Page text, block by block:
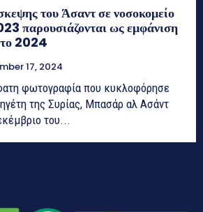
του Άσαντ σε νοσοκομείο
παρουσιάζονται ως εμφάνιση
2024
17, 2024
φωτογραφία που κυκλοφόρησε
της Συρίας, Μπασάρ αλ Ασάντ
του...